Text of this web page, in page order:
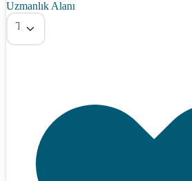
Uzmanlık Alanı
Tümü